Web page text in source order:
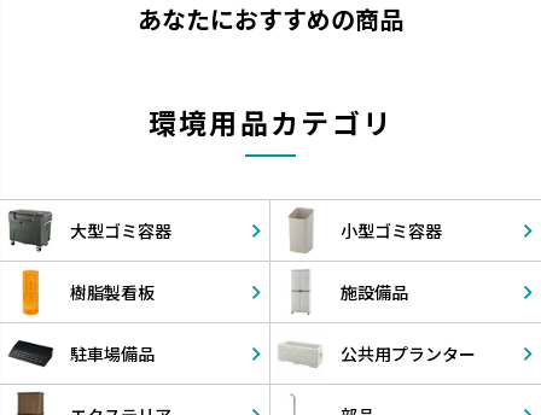
あなたにおすすめの商品
環境用品カテゴリ
大型ゴミ容器 小型ゴミ容器
樹脂製看板 施設備品
駐車場備品 公共用プランター